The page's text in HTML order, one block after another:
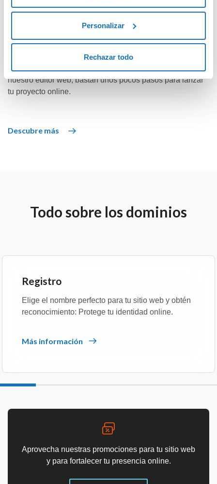
Personalizar
Rechazar todo
SuperSite
Crea tu sitio web y da forma a tus ideas. Con la ayuda de
nuestro editor web, bastan unos pocos pasos para lanzar
tu proyecto online.
Descubre más
Todo sobre los dominios
Registro
Elige el nombre perfecto para tu sitio web y obtén
reconocimiento: Protege tu identidad online.
Más información
Aprovecha nuestras promociones para tu sitio web
y para fortalecer tu presencia online.